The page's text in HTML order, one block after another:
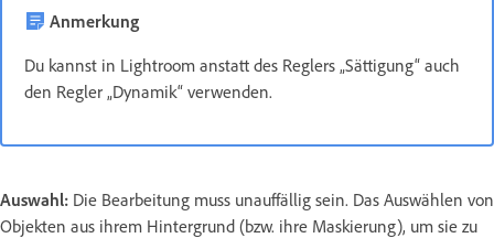
Anmerkung
Du kannst in Lightroom anstatt des Reglers „Sättigung“ auch
den Regler „Dynamik“ verwenden.
Auswahl: Die Bearbeitung muss unauffällig sein. Das Auswählen von
Objekten aus ihrem Hintergrund (bzw. ihre Maskierung), um sie zu